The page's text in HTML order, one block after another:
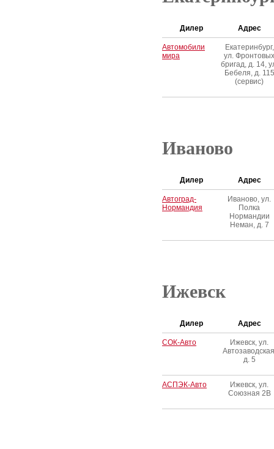
Дилер Адрес
Автомобили
мира
Екатеринбург,
ул. Фронтовых
бригад, д. 14,
Бебеля, д. 115
(сервис)
Иваново
Дилер Адрес
Автоград-
Нормандия
Иваново, ул.
Полка
Нормандии
Неман, д. 7
Ижевск
Дилер Адрес
СОК-Авто
Ижевск, ул.
д. 5
АСПЭК-Авто
Ижевск, ул.
Союзная 2В